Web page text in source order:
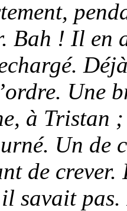
Bah ! Il en
Une
à Tristan ;
Un de
de
savait